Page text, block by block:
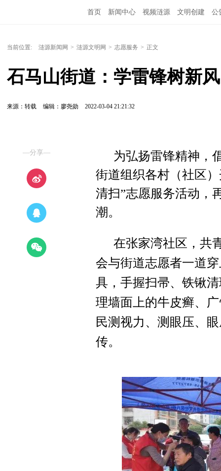
首页 新闻中心 视频涟源 文明创建 公
当前位置: 涟源新闻网 > 涟源文明网 > 志愿服务 > 正文
石马山街道：学雷锋树新
来源：转载 编辑：廖尧勋 2022-03-04 21:21:32
—分享—
为弘扬雷锋精神，
街道组织各村（社区
清扫”志愿服务活动，
潮。
在张家湾社区，共
会与街道志愿者一道
具，手握扫帚、铁锹
理墙面上的牛皮癣、
民测视力、测眼压、
传。